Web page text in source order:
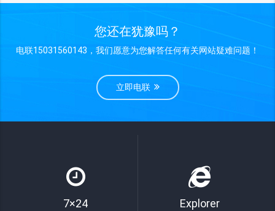
您还在犹豫吗？
电联15031560143，我们愿意为您解答任何有关网站疑难问题！
立即电联
7×24 Explorer